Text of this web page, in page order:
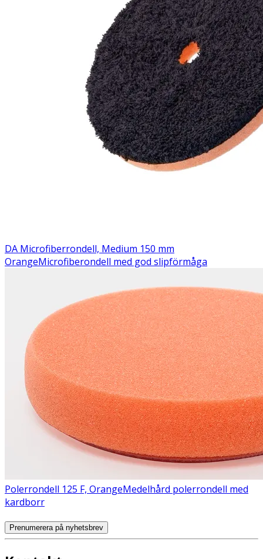
DA Microfiberrondell, Medium 150 mm
OrangeMicrofiberondell med god slipförmåga
Polerrondell 125 F, OrangeMedelhård polerrondell med
kardborr
Prenumerera på nyhetsbrev